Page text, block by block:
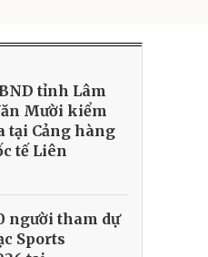
tỉnh Lâm
Mười kiểm
tại Cảng hàng
tế Liên
người tham dự
Sports